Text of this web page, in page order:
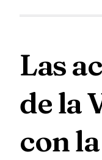
Las
de la
con